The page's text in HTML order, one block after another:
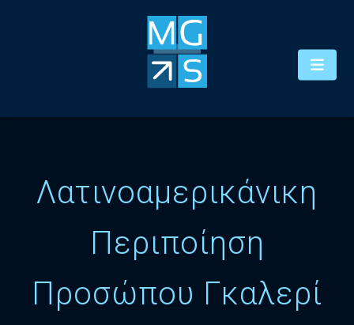
Λατινοαμερικάνικη
Περιποίηση
Προσώπου Γκαλερί